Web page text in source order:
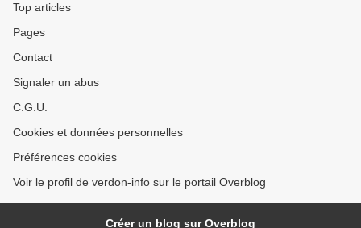
Top articles
Pages
Contact
Signaler un abus
C.G.U.
Cookies et données personnelles
Préférences cookies
Voir le profil de verdon-info sur le portail Overblog
Créer un blog sur Overblog